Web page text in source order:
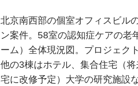
北京南西部の個室オフィスビル
ン案件。58室の認知症ケアの老
ーム）全体現況図。プロジェク
他の3棟はホテル、集合住宅（
宅に改修予定）大学の研究施設